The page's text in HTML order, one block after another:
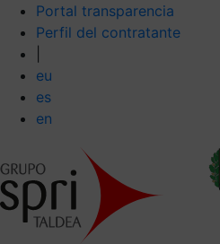
Portal transparencia
Perfil del contratante
eu
es
en